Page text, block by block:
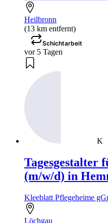
Heilbronn
(13 km entfernt)
Schichtarbeit
vor 5 Tagen
K
Tagesgestalter
(m/w/d) in
Kleeblatt Pflegeheime
Löchgau